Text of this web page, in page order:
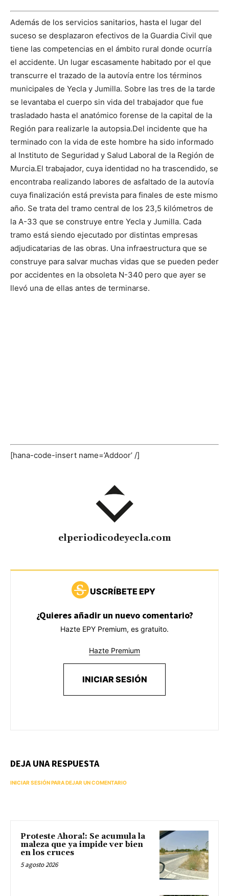
Además de los servicios sanitarios, hasta el lugar del
suceso se desplazaron efectivos de la Guardia Civil que
tiene las competencias en el ámbito rural donde ocurría
el accidente. Un lugar escasamente habitado por el que
transcurre el trazado de la autovía entre los términos
municipales de Yecla y Jumilla. Sobre las tres de la tarde
se levantaba el cuerpo sin vida del trabajador que fue
trasladado hasta el anatómico forense de la capital de la
Región para realizarle la autopsia.Del incidente que ha
terminado con la vida de este hombre ha sido informado
al Instituto de Seguridad y Salud Laboral de la Región de
Murcia.El trabajador, cuya identidad no ha trascendido, se
encontraba realizando labores de asfaltado de la autovía
cuya finalización está prevista para finales de este mismo
año. Se trata del tramo central de los 23,5 kilómetros de
la A-33 que se construye entre Yecla y Jumilla. Cada
tramo está siendo ejecutado por distintas empresas
adjudicatarias de las obras. Una infraestructura que se
construye para salvar muchas vidas que se pueden peder
por accidentes en la obsoleta N-340 pero que ayer se
llevó una de ellas antes de terminarse.
[hana-code-insert name=’Addoor’ /]
elperiodicodeyecla.com
USCRÍBETE EPY
¿Quieres añadir un nuevo comentario?
Hazte EPY Premium, es gratuito.
Hazte Premium
INICIAR SESIÓN
DEJA UNA RESPUESTA
INICIAR SESIÓN PARA DEJAR UN COMENTARIO
Proteste Ahora!: Se acumula la
maleza que ya impide ver bien
en los cruces
5 agosto 2026